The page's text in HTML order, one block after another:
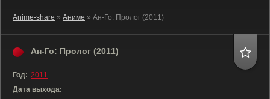
Anime-share » Аниме » Ан-Го: Пролог (2011)
Ан-Го: Пролог (2011)
Год: 2011
Дата выхода: